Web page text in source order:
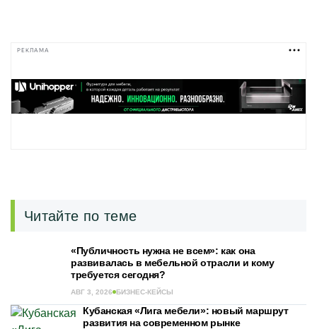
РЕКЛАМА
Читайте по теме
«Публичность нужна не всем»: как она
развивалась в мебельной отрасли и кому
требуется сегодня?
АВГ 3, 2026 БИЗНЕС-КЕЙСЫ
Кубанская «Лига мебели»: новый маршрут
развития на современном рынке